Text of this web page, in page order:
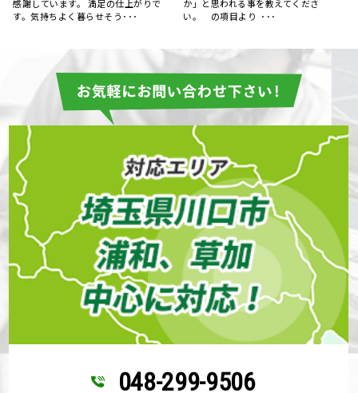
ています。 満足の仕上がりで
持ちよく暮らせそう･･･
か」と思われる事を教えてくださ
い。 の項目より ･･･
048-299-9506